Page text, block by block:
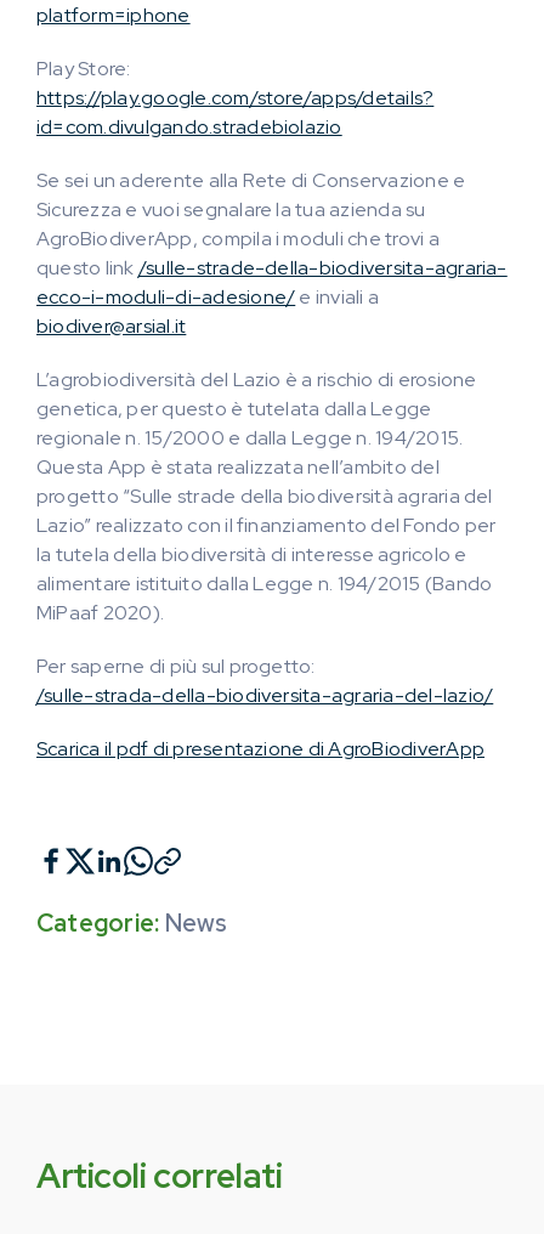
platform=iphone
Play Store:
https://play.google.com/store/apps/details?
id=com.divulgando.stradebiolazio
Se sei un aderente alla Rete di Conservazione e
Sicurezza e vuoi segnalare la tua azienda su
AgroBiodiverApp, compila i moduli che trovi a
questo link/sulle-strade-della-biodiversita-agraria-
ecco-i-moduli-di-adesione/e inviali a
biodiver@arsial.it
L’agrobiodiversità del Lazio è a rischio di erosione
genetica, per questo è tutelata dalla Legge
regionale n. 15/2000 e dalla Legge n. 194/2015.
Questa App è stata realizzata nell’ambito del
progetto “Sulle strade della biodiversità agraria del
Lazio” realizzato con il finanziamento del Fondo per
la tutela della biodiversità di interesse agricolo e
alimentare istituito dalla Legge n. 194/2015 (Bando
MiPaaf 2020).
Per saperne di più sul progetto:
/sulle-strada-della-biodiversita-agraria-del-lazio/
Scarica il pdf di presentazione di AgroBiodiverApp
Categorie: News
Articoli correlati